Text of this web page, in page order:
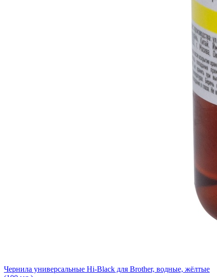
Чернила универсальные Hi-Black для Brother, водные, жёлтые